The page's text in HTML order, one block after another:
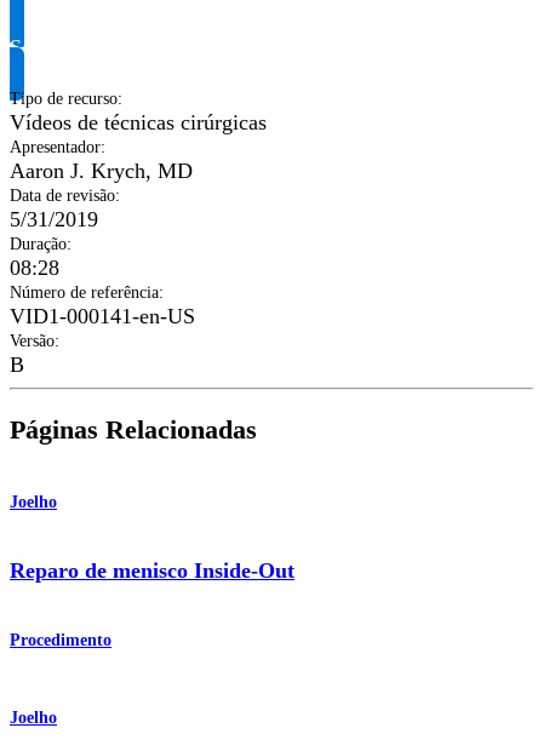
Solicite informação do produto
Tipo de recurso:
Vídeos de técnicas cirúrgicas
Apresentador:
Aaron J. Krych, MD
Data de revisão:
5/31/2019
Duração:
08:28
Número de referência:
VID1-000141-en-US
Versão:
B
Páginas Relacionadas
Joelho
Reparo de menisco Inside-Out
Procedimento
Joelho